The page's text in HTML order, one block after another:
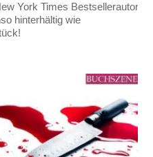
York Times Bestsellerautorin
hinterhältig wie